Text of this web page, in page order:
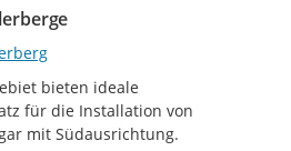
bieten ideale
für die Installation von
mit Südausrichtung.